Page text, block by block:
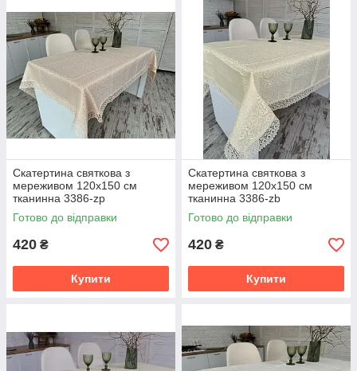
Скатертина святкова з
мереживом 120x150 см
тканинна 3386-zp
Готово до відправки
420 ₴
Купити
Скатертина святкова з
мереживом 120x150 см
тканинна 3386-zb
Готово до відправки
420 ₴
Купити